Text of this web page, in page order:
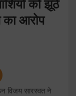
को झूठे
आरोप
विजय सारस्वत ने